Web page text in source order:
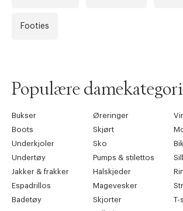
Footies
Populære
Bukser Øreringer
Boots
Skjørt
Underkjoler
Sko
Undertøy
Pumps & stilettos
Jakker & frakker
Halskjeder
Espadrillos
Magevesker
Badetøy
Skjorter
T-